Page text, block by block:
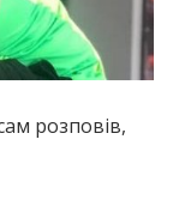
розповів,